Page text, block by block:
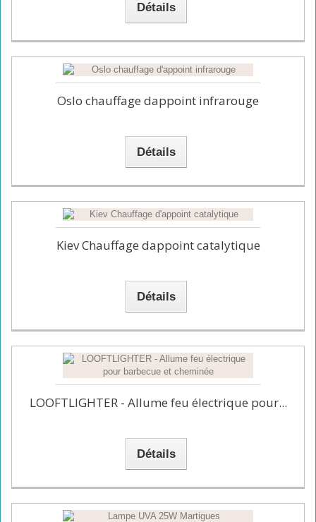
Détails
Oslo chauffage dappoint infrarouge
Détails
Kiev Chauffage dappoint catalytique
Détails
LOOFTLIGHTER - Allume feu électrique pour...
Détails